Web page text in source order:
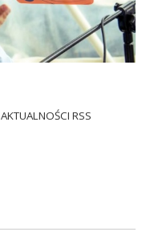
AKTUALNOŚCI RSS